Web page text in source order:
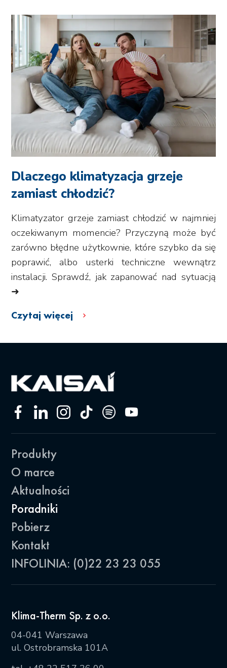
Dlaczego klimatyzacja grzeje
zamiast chłodzić?
Klimatyzator grzeje zamiast chłodzić w najmniej
oczekiwanym momencie? Przyczyną może być
zarówno błędne użytkownie, które szybko da się
poprawić, albo usterki techniczne wewnątrz
instalacji. Sprawdź, jak zapanować nad sytuacją
➜
Czytaj więcej
Produkty
O marce
Aktualności
Poradniki
Pobierz
Kontakt
INFOLINIA: (0)22 23 23 055
Klima-Therm Sp. z o.o.
04-041 Warszawa
ul. Ostrobramska 101A